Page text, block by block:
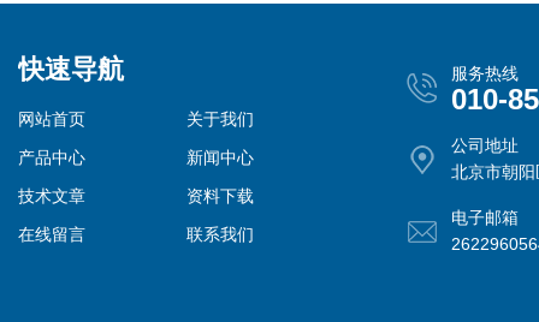
快速导航
网站首页
关于我们
产品中心
新闻中心
技术文章
资料下载
在线留言
联系我们
服务热线
010-
公司地址
北京市朝
电子邮箱